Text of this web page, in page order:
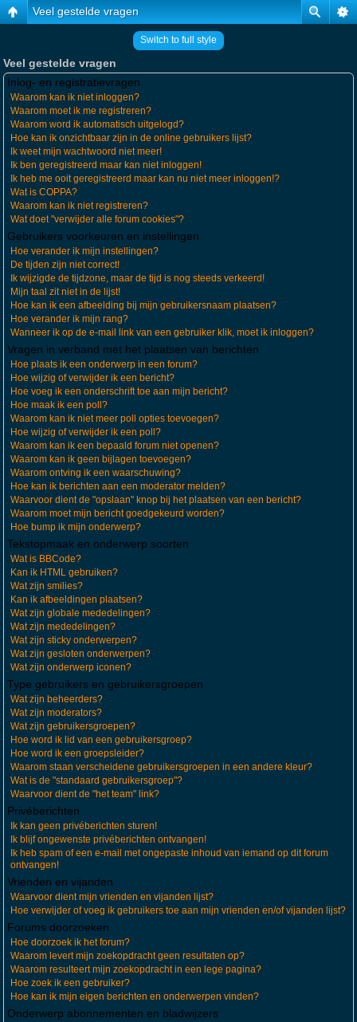
Veel gestelde vragen
Switch to full style
Veel gestelde vragen
Inlog- en registratievragen
Waarom kan ik niet inloggen?
Waarom moet ik me registreren?
Waarom word ik automatisch uitgelogd?
Hoe kan ik onzichtbaar zijn in de online gebruikers lijst?
Ik weet mijn wachtwoord niet meer!
Ik ben geregistreerd maar kan niet inloggen!
Ik heb me ooit geregistreerd maar kan nu niet meer inloggen!?
Wat is COPPA?
Waarom kan ik niet registreren?
Wat doet "verwijder alle forum cookies"?
Gebruikers voorkeuren en instellingen
Hoe verander ik mijn instellingen?
De tijden zijn niet correct!
Ik wijzigde de tijdzone, maar de tijd is nog steeds verkeerd!
Mijn taal zit niet in de lijst!
Hoe kan ik een afbeelding bij mijn gebruikersnaam plaatsen?
Hoe verander ik mijn rang?
Wanneer ik op de e-mail link van een gebruiker klik, moet ik inloggen?
Vragen in verband met het plaatsen van berichten
Hoe plaats ik een onderwerp in een forum?
Hoe wijzig of verwijder ik een bericht?
Hoe voeg ik een onderschrift toe aan mijn bericht?
Hoe maak ik een poll?
Waarom kan ik niet meer poll opties toevoegen?
Hoe wijzig of verwijder ik een poll?
Waarom kan ik een bepaald forum niet openen?
Waarom kan ik geen bijlagen toevoegen?
Waarom ontving ik een waarschuwing?
Hoe kan ik berichten aan een moderator melden?
Waarvoor dient de "opslaan" knop bij het plaatsen van een bericht?
Waarom moet mijn bericht goedgekeurd worden?
Hoe bump ik mijn onderwerp?
Tekstopmaak en onderwerp soorten
Wat is BBCode?
Kan ik HTML gebruiken?
Wat zijn smilies?
Kan ik afbeeldingen plaatsen?
Wat zijn globale mededelingen?
Wat zijn mededelingen?
Wat zijn sticky onderwerpen?
Wat zijn gesloten onderwerpen?
Wat zijn onderwerp iconen?
Type gebruikers en gebruikersgroepen
Wat zijn beheerders?
Wat zijn moderators?
Wat zijn gebruikersgroepen?
Hoe word ik lid van een gebruikersgroep?
Hoe word ik een groepsleider?
Waarom staan verscheidene gebruikersgroepen in een andere kleur?
Wat is de "standaard gebruikersgroep"?
Waarvoor dient de "het team" link?
Privéberichten
Ik kan geen privéberichten sturen!
Ik blijf ongewenste privéberichten ontvangen!
Ik heb spam of een e-mail met ongepaste inhoud van iemand op dit forum
ontvangen!
Vrienden en vijanden
Waarvoor dient mijn vrienden en vijanden lijst?
Hoe verwijder of voeg ik gebruikers toe aan mijn vrienden en/of vijanden lijst?
Forums doorzoeken
Hoe doorzoek ik het forum?
Waarom levert mijn zoekopdracht geen resultaten op?
Waarom resulteert mijn zoekopdracht in een lege pagina?
Hoe zoek ik een gebruiker?
Hoe kan ik mijn eigen berichten en onderwerpen vinden?
Onderwerp abonnementen en bladwijzers